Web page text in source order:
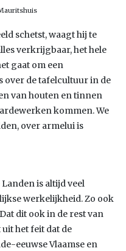
schetst, waagt hij te
verkrijgbaar, het hele
gaat om een
over de tafelcultuur in de
van houten en tinnen
kommen. We
over armelui is
is altijd veel
werkelijkheid. Zo ook
dit ook in de rest van
het feit dat de
eeuwse Vlaamse en